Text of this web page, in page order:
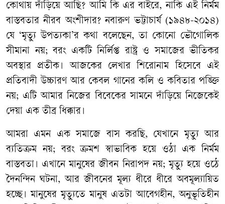
কোথায় দাঁড়িয়ে আছি? আমি কি এর বাইরে, নাকি এই নির্মম
বাস্তবতার নীরব অংশীদার? নবারুণ ভট্টাচার্য (১৯৪৮-২০১৪)
যে ‘মৃত্যু উপত্যকা’র কথা বলেছেন, তা কোনো ভৌগোলিক
সীমানা নয়; বরং একটি নির্লিপ্ত রাষ্ট্র ও সমাজের ভীতিকর
অবস্থার প্রতীক। আজকের লেখার শিরোনাম হিসেবে এই
প্রতিবাদী উচ্চারণ আর কেবল গানের কলি ও কবিতার পঙ্ক্তি
নয়; এটি আমার নিজের বিবেকের সামনে দাঁড়িয়ে নিজেকেই
দেয়া এক তীব্র ধিক্কার।
আমরা এমন এক সমাজে বাস করছি, যেখানে মৃত্যু আর
ব্যতিক্রম নয়; বরং ক্রমশ স্বাভাবিক হয়ে ওঠা এক নির্মম
বাস্তবতা। এখানে মানুষের জীবন নিরাপদ নয়; মৃত্যু হয়ে ওঠে
দৈনন্দিন ঘটনা, আর জীবনের মূল্য ধীরে ধীরে অবমূল্যায়িত
হচ্ছে। মানুষের মৃত্যুতে মানুষ এতটা আবেগহীন, অনুভূতিহীন